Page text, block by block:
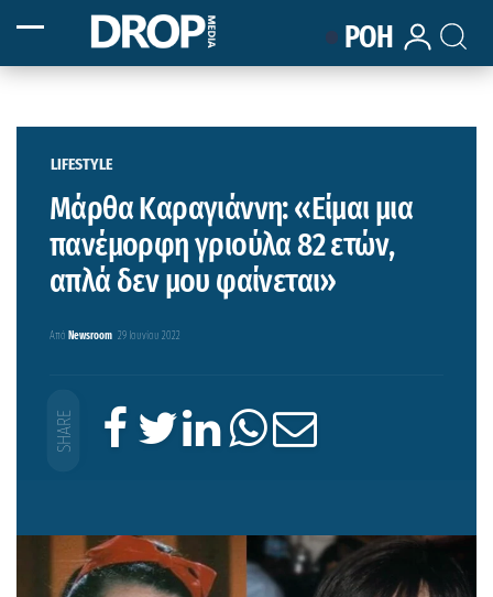
ΡΟΗ
LIFESTYLE
Μάρθα Καραγιάννη: «Είμαι μια
πανέμορφη γριούλα 82 ετών,
απλά δεν μου φαίνεται»
Από Newsroom 29 Ιουνίου 2022